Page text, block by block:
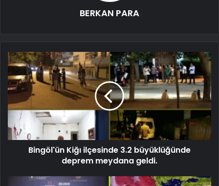
BERKAN PARA
Bingöl'ün Kiğı ilçesinde 3.2 büyüklüğünde
deprem meydana geldi.